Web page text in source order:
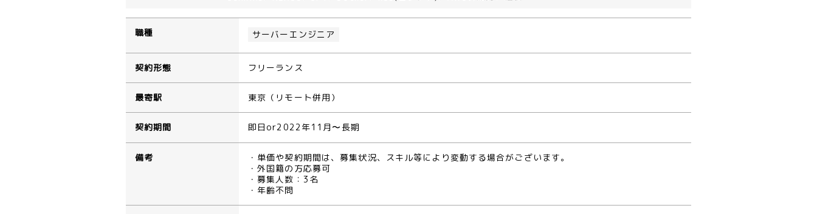
職種 サーバーエンジニア
契約形態 フリーランス
最寄駅 東京（リモート併用）
契約期間 即日or2022年11月〜長期
備考
・単価や契約期間は、募集状況、スキル等により変動する場合がございます。
・外国籍の方応募可
・募集人数：3名
・年齢不問